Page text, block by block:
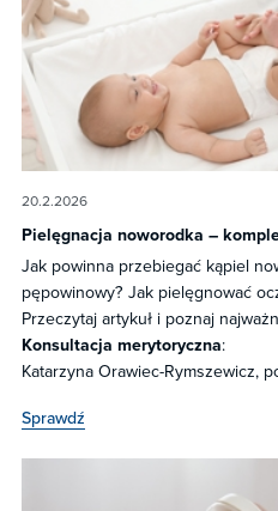
20.2.2026
Pielęgnacja noworodka –
Jak powinna przebiegać kąpiel
pępowinowy? Jak pielęgnować
Przeczytaj artykuł i poznaj
Konsultacja merytoryczna:
Katarzyna Orawiec-Rymszewicz,
Sprawdź